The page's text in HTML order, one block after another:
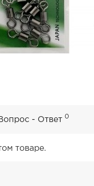
- Ответ0
товаре.